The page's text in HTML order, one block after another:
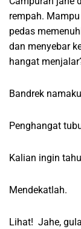
rempah.
pedas
dan menyebar
hangat
Bandrek
Penghangat
Kalian ingin
Mendekatlah.
Lihat! Jahe,